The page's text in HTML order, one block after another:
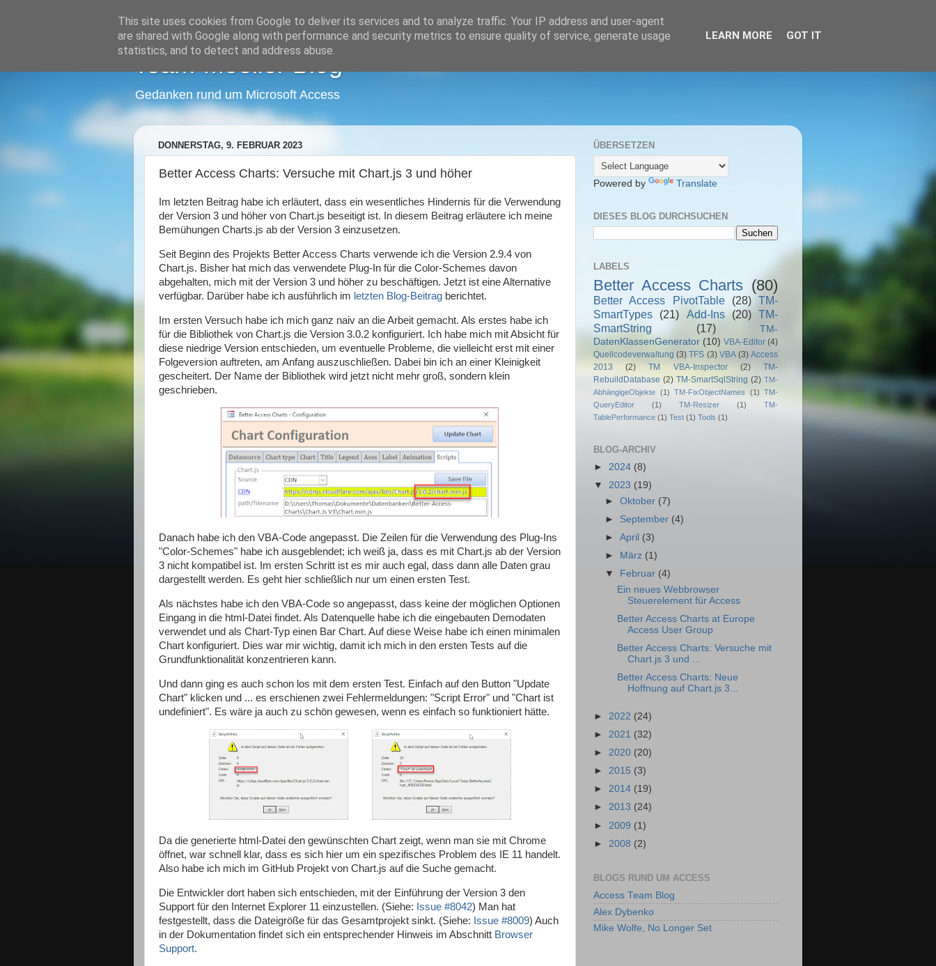
Team-Moeller Blog
Gedanken rund um Microsoft Access
DONNERSTAG, 9. FEBRUAR 2023
Better Access Charts: Versuche mit Chart.js 3 und höher
Im letzten Beitrag habe ich erläutert, dass ein wesentliches Hindernis für die Verwendung
der Version 3 und höher von Chart.js beseitigt ist. In diesem Beitrag erläutere ich meine
Bemühungen Charts.js ab der Version 3 einzusetzen.
Seit Beginn des Projekts Better Access Charts verwende ich die Version 2.9.4 von
Chart.js. Bisher hat mich das verwendete Plug-In für die Color-Schemes davon
abgehalten, mich mit der Version 3 und höher zu beschäftigen. Jetzt ist eine Alternative
verfügbar. Darüber habe ich ausführlich im letzten Blog-Beitrag berichtet.
Im ersten Versuch habe ich mich ganz naiv an die Arbeit gemacht. Als erstes habe ich
für die Bibliothek von Chart.js die Version 3.0.2 konfiguriert. Ich habe mich mit Absicht für
diese niedrige Version entschieden, um eventuelle Probleme, die vielleicht erst mit einer
Folgeversion auftreten, am Anfang auszuschließen. Dabei bin ich an einer Kleinigkeit
gescheitert. Der Name der Bibliothek wird jetzt nicht mehr groß, sondern klein
geschrieben.
Danach habe ich den VBA-Code angepasst. Die Zeilen für die Verwendung des Plug-Ins
"Color-Schemes" habe ich ausgeblendet; ich weiß ja, dass es mit Chart.js ab der Version
3 nicht kompatibel ist. Im ersten Schritt ist es mir auch egal, dass dann alle Daten grau
dargestellt werden. Es geht hier schließlich nur um einen ersten Test.
Als nächstes habe ich den VBA-Code so angepasst, dass keine der möglichen Optionen
Eingang in die html-Datei findet. Als Datenquelle habe ich die eingebauten Demodaten
verwendet und als Chart-Typ einen Bar Chart. Auf diese Weise habe ich einen minimalen
Chart konfiguriert. Dies war mir wichtig, damit ich mich in den ersten Tests auf die
Grundfunktionalität konzentrieren kann.
Und dann ging es auch schon los mit dem ersten Test. Einfach auf den Button "Update
Chart" klicken und ... es erschienen zwei Fehlermeldungen: "Script Error" und "Chart ist
undefiniert". Es wäre ja auch zu schön gewesen, wenn es einfach so funktioniert hätte.
Da die generierte html-Datei den gewünschten Chart zeigt, wenn man sie mit Chrome
öffnet, war schnell klar, dass es sich hier um ein spezifisches Problem des IE 11 handelt.
Also habe ich mich im GitHub Projekt von Chart.js auf die Suche gemacht.
Die Entwickler dort haben sich entschieden, mit der Einführung der Version 3 den
Support für den Internet Explorer 11 einzustellen. (Siehe: Issue #8042) Man hat
festgestellt, dass die Dateigröße für das Gesamtprojekt sinkt. (Siehe: Issue #8009) Auch
in der Dokumentation findet sich ein entsprechender Hinweis im Abschnitt Browser
Support.
ÜBERSETZEN
Powered by Translate
DIESES BLOG DURCHSUCHEN
LABELS
Better Access Charts (80)
Better Access PivotTable (28) TM-
SmartTypes
(21) Add-Ins (20) TM-
SmartString
(17)
TM-
DatenKlassenGenerator (10) VBA-Editor (4)
Quellcodeverwaltung (3) TFS (3) VBA (3) Access
2013
(2) TM VBA-Inspector (2)
TM-
RebuildDatabase (2) TM-SmartSqlString (2) TM-
AbhängigeObjekte (1) TM-FixObjectNames (1) TM-
QueryEditor
(1) TM-Resizer (1)
TM-
TablePerformance (1) Test (1) Tools (1)
BLOG-ARCHIV
► 2024 (8)
▼ 2023 (19)
►Oktober (7)
► September (4)
►April (3)
►
März (1)
▼
Februar (4)
Ein neues Webbrowser
Steuerelement für Access
Better Access Charts at Europe
Access User Group
Better Access Charts: Versuche mit
Chart.js 3 und ...
Better Access Charts: Neue
Hoffnung auf Chart.js 3...
► 2022 (24)
► 2021 (32)
► 2020 (20)
► 2015 (3)
► 2014 (19)
► 2013 (24)
► 2009 (1)
► 2008 (2)
BLOGS RUND UM ACCESS
Access Team Blog
Alex Dybenko
Mike Wolfe, No Longer Set
This site uses cookies from Google to deliver its services and to analyze traffic. Your IP address and user-agent
are shared with Google along with performance and security metrics to ensure quality of service, generate usage
statistics, and to detect and address abuse.
LEARN MORE GOT IT